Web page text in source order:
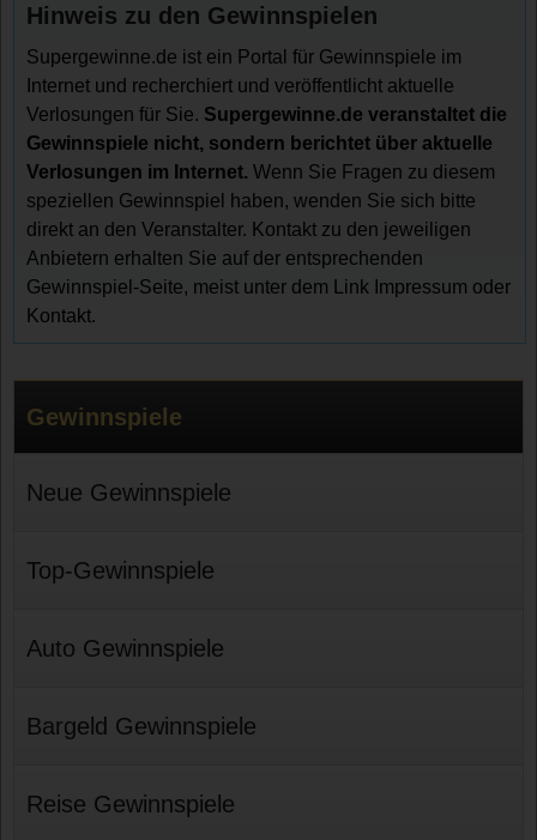
Hinweis zu den Gewinnspielen
Supergewinne.de ist ein Portal für Gewinnspiele im
Internet und recherchiert und veröffentlicht aktuelle
Verlosungen für Sie. Supergewinne.de veranstaltet die
Gewinnspiele nicht, sondern berichtet über aktuelle
Verlosungen im Internet. Wenn Sie Fragen zu diesem
speziellen Gewinnspiel haben, wenden Sie sich bitte
direkt an den Veranstalter. Kontakt zu den jeweiligen
Anbietern erhalten Sie auf der entsprechenden
Gewinnspiel-Seite, meist unter dem Link Impressum oder
Kontakt.
Gewinnspiele
Neue Gewinnspiele
Top-Gewinnspiele
Auto Gewinnspiele
Bargeld Gewinnspiele
Reise Gewinnspiele